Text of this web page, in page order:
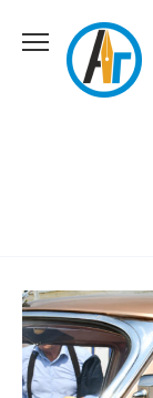
содержанию